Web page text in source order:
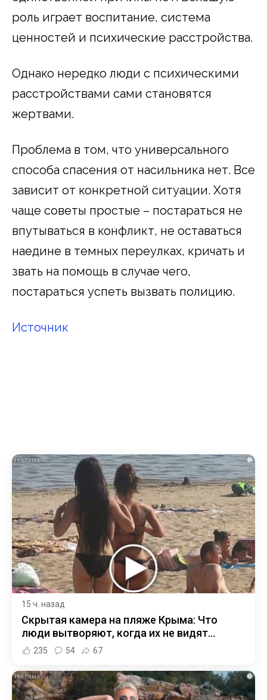
роль играет воспитание, система
ценностей и психические расстройства.
Однако нередко люди с психическими
расстройствами сами становятся
жертвами.
Проблема в том, что универсального
способа спасения от насильника нет. Все
зависит от конкретной ситуации. Хотя
чаще советы простые – постараться не
впутываться в конфликт, не оставаться
наедине в темных переулках, кричать и
звать на помощь в случае чего,
постараться успеть вызвать полицию.
Источник
i
15 ч. назад
Скрытая камера на пляже Крыма: Что
люди вытворяют, когда их не видят...
235 54 67
i